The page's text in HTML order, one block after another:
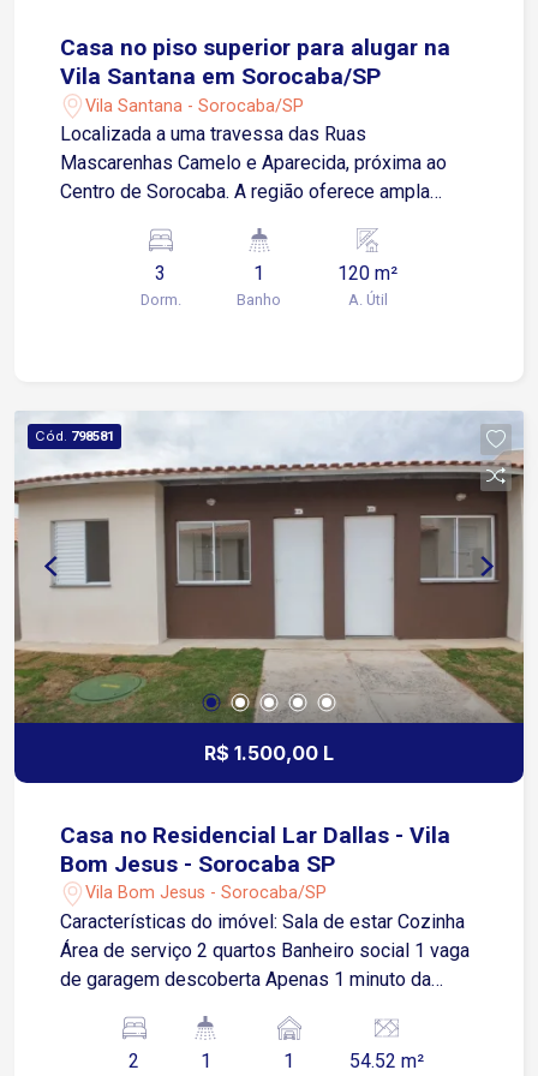
Casa no piso superior para alugar na
Vila Santana em Sorocaba/SP
Vila Santana - Sorocaba/SP
Localizada a uma travessa das Ruas
Mascarenhas Camelo e Aparecida, próxima ao
Centro de Sorocaba. A região oferece ampla
supermercados, farmácias, restaurantes e
diversos comércios e serviços, proporcionando
mais comodidade para o dia a dia. Sobre o
garagem. Ideal para quem procura uma casa
funcional, bem localizada e próxima a tudo o que
é essencial para o dia a dia. Agende sua visita!
3
Dorm.
1
Banho
120 m²
A. Útil
Cód. 798581
R$ 1.500,00 L
Casa no Residencial Lar Dallas - Vila
Bom Jesus - Sorocaba SP
Vila Bom Jesus - Sorocaba/SP
Características do imóvel: Sala de estar Cozinha
Área de serviço 2 quartos Banheiro social 1 vaga
de garagem descoberta Apenas 1 minuto da
do Ipatinga Cerca de 10 minutos da Avenida
2 1 1 54.52 m²